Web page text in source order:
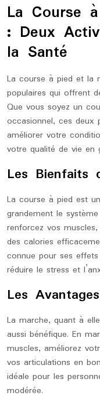
2025
La Course
: Deux
la Santé
La course à pied et la
populaires qui offrent
Que vous soyez un
occasionnel, ces deux
améliorer votre
votre qualité de vie en
Les Bienfaits
La course à pied est
grandement le
renforcez vos
des calories
connue pour ses
réduire le stress et
Les
La marche, quant à
aussi bénéfique. En
muscles, améliorez
vos articulations en
idéale pour les
modérée.